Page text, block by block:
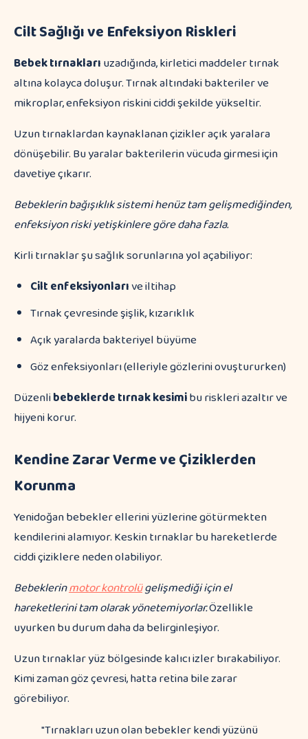
Cilt Sağlığı ve Enfeksiyon Riskleri
Bebek tırnaklarıuzadığında, kirletici maddeler tırnak
altına kolayca doluşur. Tırnak altındaki bakteriler ve
mikroplar, enfeksiyon riskini ciddi şekilde yükseltir.
Uzun tırnaklardan kaynaklanan çizikler açık yaralara
dönüşebilir. Bu yaralar bakterilerin vücuda girmesi için
davetiye çıkarır.
Bebeklerin bağışıklık sistemi henüz tam gelişmediğinden,
enfeksiyon riski yetişkinlere göre daha fazla.
Kirli tırnaklar şu sağlık sorunlarına yol açabiliyor:
Cilt enfeksiyonlarıve iltihap
Tırnak çevresinde şişlik, kızarıklık
Açık yaralarda bakteriyel büyüme
Göz enfeksiyonları (elleriyle gözlerini ovuştururken)
Düzenlibebeklerde tırnak kesimibu riskleri azaltır ve
hijyeni korur.
Kendine Zarar Verme ve Çiziklerden
Korunma
Yenidoğan bebekler ellerini yüzlerine götürmekten
kendilerini alamıyor. Keskin tırnaklar bu hareketlerde
ciddi çiziklere neden olabiliyor.
Bebeklerinmotor kontrolügelişmediği için el
hareketlerini tam olarak yönetemiyorlar.Özellikle
uyurken bu durum daha da belirginleşiyor.
Uzun tırnaklar yüz bölgesinde kalıcı izler bırakabiliyor.
Kimi zaman göz çevresi, hatta retina bile zarar
görebiliyor.
"Tırnakları uzun olan bebekler kendi yüzünü